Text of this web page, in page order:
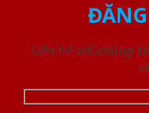
Liên hệ với chúng